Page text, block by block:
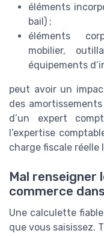
éléments
bail) ;
éléments
mobilier,
équipements
peut avoir un
des
d’un expert
l’expertise
charge fiscale réelle
Mal renseigner
commerce
Une calculette
que vous saisissez.